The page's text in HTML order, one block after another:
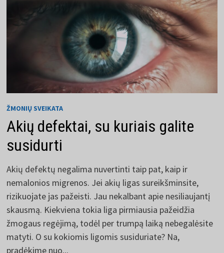
ŽMONIŲ SVEIKATA
Akių defektai, su kuriais galite
susidurti
Akių defektų negalima nuvertinti taip pat, kaip ir
nemalonios migrenos. Jei akių ligas sureikšminsite,
rizikuojate jas pažeisti. Jau nekalbant apie nesiliaujantį
skausmą. Kiekviena tokia liga pirmiausia pažeidžia
žmogaus regėjimą, todėl per trumpą laiką nebegalėsite
matyti. O su kokiomis ligomis susiduriate? Na,
pradėkime nuo...